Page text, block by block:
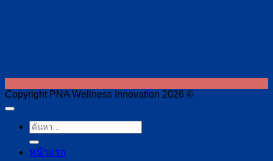
Copyright PNA Wellness Innovation 2026 ©
หน้าแรก